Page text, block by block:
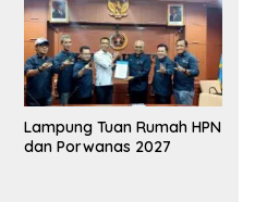
Lampung Tuan Rumah HPN
dan Porwanas 2027